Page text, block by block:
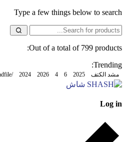
Type a few things below to search
Out of a total of 799 products:
Trending:
مشد الكتف 2025
6
4
2026
2024
/admin/upload/uploadfile
Log in